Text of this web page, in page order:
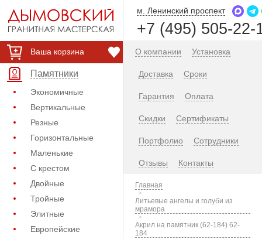
Ваша корзина
Памятники
Экономичные
Вертикальные
Резные
Горизонтальные
Маленькие
С крестом
Двойные
Тройные
Элитные
Европейские
м. Ленинский проспект
+7 (495) 505-22-
О компании Установка
Доставка Сроки
Гарантия Оплата
Скидки Сертификаты
Портфолио Сотрудники
Отзывы Контакты
Главная
Литьевые ангелы и голуби из
мрамора
Акрил на памятник (62-184) 62-
184